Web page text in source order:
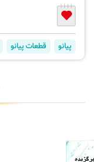
پیانو قطعات پیانو